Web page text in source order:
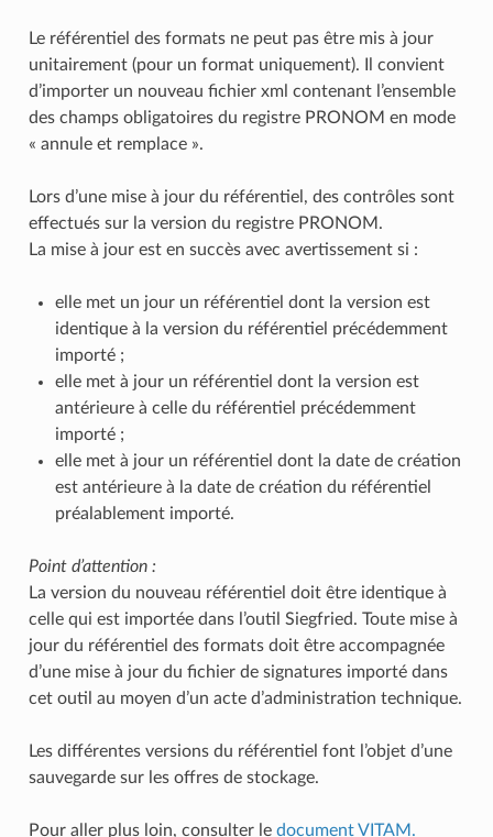
Le référentiel des formats ne peut pas être mis à jour
unitairement (pour un format uniquement). Il convient
d’importer un nouveau fichier xml contenant l’ensemble
des champs obligatoires du registre PRONOM en mode
« annule et remplace ».
Lors d’une mise à jour du référentiel, des contrôles sont
effectués sur la version du registre PRONOM.
La mise à jour est en succès avec avertissement si :
elle met un jour un référentiel dont la version est
identique à la version du référentiel précédemment
importé ;
elle met à jour un référentiel dont la version est
antérieure à celle du référentiel précédemment
importé ;
elle met à jour un référentiel dont la date de création
est antérieure à la date de création du référentiel
préalablement importé.
Point d’attention :
La version du nouveau référentiel doit être identique à
celle qui est importée dans l’outil Siegfried. Toute mise à
jour du référentiel des formats doit être accompagnée
d’une mise à jour du fichier de signatures importé dans
cet outil au moyen d’un acte d’administration technique.
Les différentes versions du référentiel font l’objet d’une
sauvegarde sur les offres de stockage.
Pour aller plus loin, consulter le document VITAM.